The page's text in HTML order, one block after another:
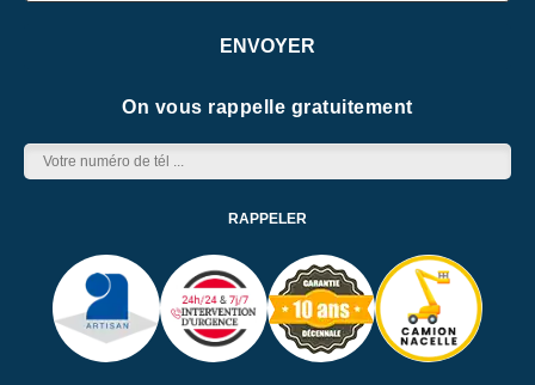
On vous rappelle gratuitement